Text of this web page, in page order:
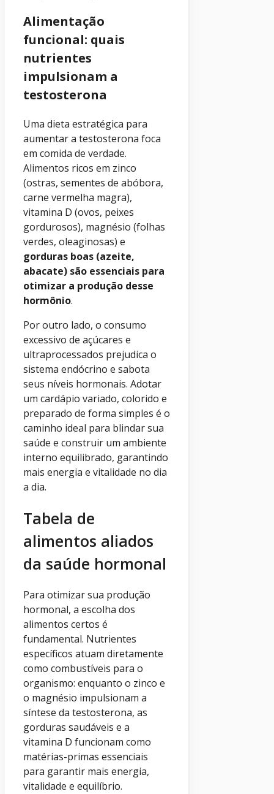
Alimentação
funcional: quais
nutrientes
impulsionam a
testosterona
Uma dieta estratégica para
aumentar a testosterona foca
em comida de verdade.
Alimentos ricos em zinco
(ostras, sementes de abóbora,
carne vermelha magra),
vitamina D (ovos, peixes
gordurosos), magnésio (folhas
verdes, oleaginosas) e
gorduras boas (azeite,
abacate) são essenciais para
otimizar a produção desse
hormônio.
Por outro lado, o consumo
excessivo de açúcares e
ultraprocessados prejudica o
sistema endócrino e sabota
seus níveis hormonais. Adotar
um cardápio variado, colorido e
preparado de forma simples é o
caminho ideal para blindar sua
saúde e construir um ambiente
interno equilibrado, garantindo
mais energia e vitalidade no dia
a dia.
Tabela de
alimentos aliados
da saúde hormonal
Para otimizar sua produção
hormonal, a escolha dos
alimentos certos é
fundamental. Nutrientes
específicos atuam diretamente
como combustíveis para o
organismo: enquanto o zinco e
o magnésio impulsionam a
síntese da testosterona, as
gorduras saudáveis e a
vitamina D funcionam como
matérias-primas essenciais
para garantir mais energia,
vitalidade e equilíbrio.